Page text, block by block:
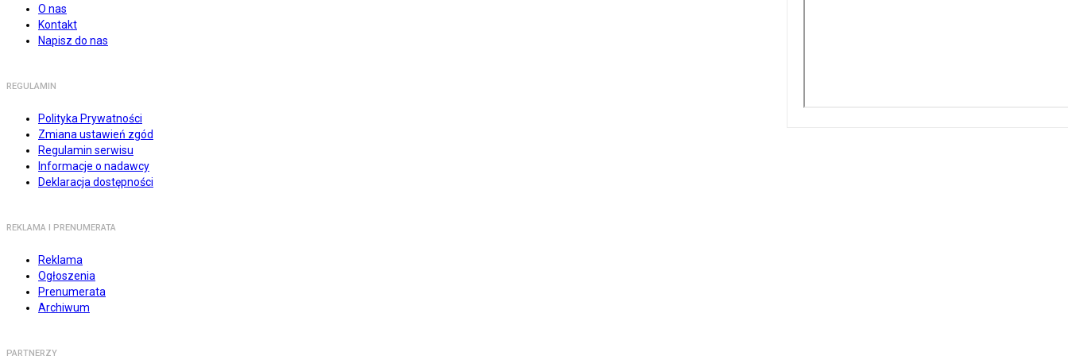
O nas
Kontakt
Napisz do nas
REGULAMIN
Polityka Prywatności
Zmiana ustawień zgód
Regulamin serwisu
Informacje o nadawcy
Deklaracja dostępności
REKLAMA I PRENUMERATA
Reklama
Ogłoszenia
Prenumerata
Archiwum
PARTNERZY